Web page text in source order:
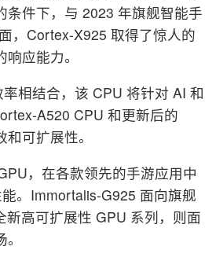
件下，与 2023 年旗舰智能手
，Cortex-X925 取得了惊人的
应能力。
相结合，该 CPU 将针对 AI 和
A520 CPU 和更新后的
可扩展性。
，在各款领先的手游应用中
。Immortalis-G925 面向旗舰
高可扩展性 GPU 系列，则面